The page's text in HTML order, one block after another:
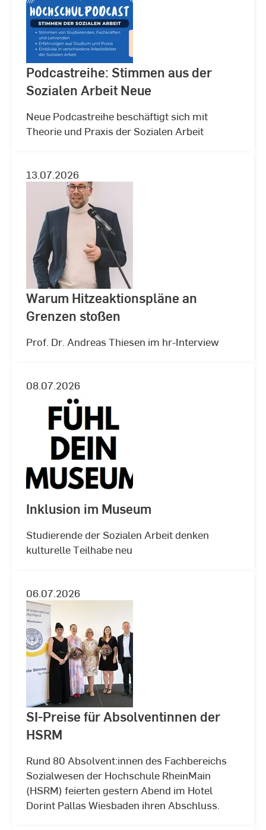
Podcastreihe: Stimmen aus der
Sozialen Arbeit Neue
Neue Podcastreihe beschäftigt sich mit
Theorie und Praxis der Sozialen Arbeit
13.07.2026
Warum Hitzeaktionspläne an
Grenzen stoßen
Prof. Dr. Andreas Thiesen im hr-Interview
08.07.2026
Inklusion im Museum
Studierende der Sozialen Arbeit denken
kulturelle Teilhabe neu
06.07.2026
SI-Preise für Absolventinnen der
HSRM
Rund 80 Absolvent:innen des Fachbereichs
Sozialwesen der Hochschule RheinMain
(HSRM) feierten gestern Abend im Hotel
Dorint Pallas Wiesbaden ihren Abschluss.